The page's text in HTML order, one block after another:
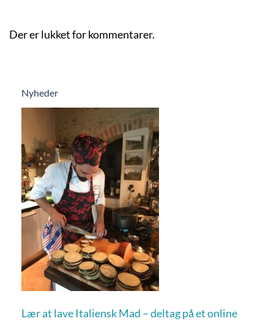
Der er lukket for kommentarer.
Nyheder
Lær at lave Italiensk Mad – deltag på et online